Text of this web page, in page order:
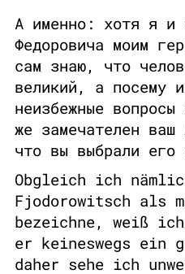
А именно: хотя я и
Федоровича моим
сам знаю, что
великий, а посему
неизбежные
же замечателен ваш
что вы выбрали его
Obgleich ich
Fjodorowitsch als
bezeichne, weiß
er keineswegs ein
daher sehe ich